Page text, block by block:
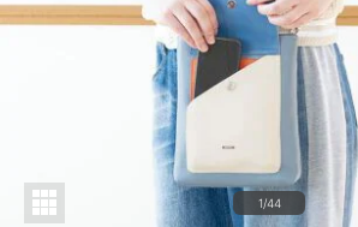
1/44